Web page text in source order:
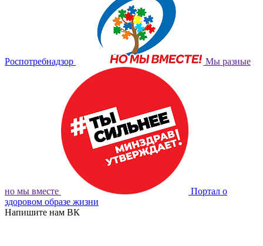
Роспотребнадзор Мы разные
но мы вместе
Портал о
здоровом образе жизни
Напишите нам ВК